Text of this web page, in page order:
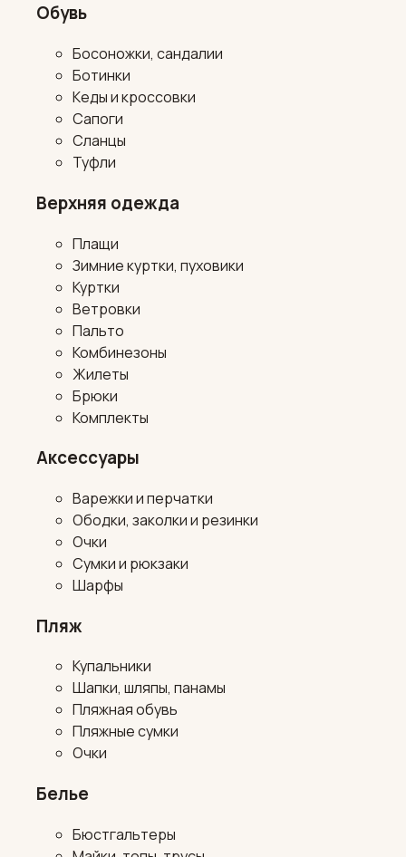
Обувь
Босоножки, сандалии
Ботинки
Кеды и кроссовки
Сапоги
Сланцы
Туфли
Верхняя одежда
Плащи
Зимние куртки, пуховики
Куртки
Ветровки
Пальто
Комбинезоны
Жилеты
Брюки
Комплекты
Аксессуары
Варежки и перчатки
Ободки, заколки и резинки
Очки
Сумки и рюкзаки
Шарфы
Пляж
Купальники
Шапки, шляпы, панамы
Пляжная обувь
Пляжные сумки
Очки
Белье
Бюстгальтеры